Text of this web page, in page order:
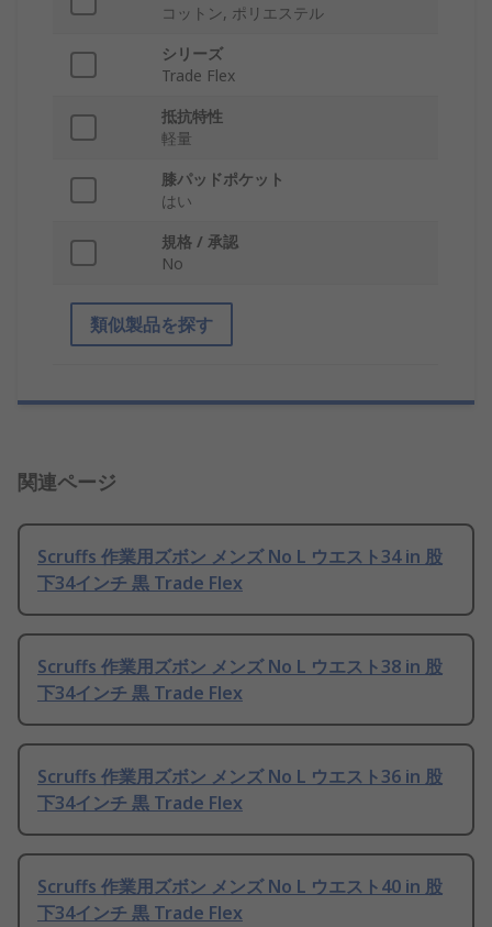
コットン, ポリエステル
シリーズ
Trade Flex
抵抗特性
軽量
膝パッドポケット
はい
規格 / 承認
No
類似製品を探す
関連ページ
Scruffs 作業用ズボン メンズ No L ウエスト34 in 股
下34インチ 黒 Trade Flex
Scruffs 作業用ズボン メンズ No L ウエスト38 in 股
下34インチ 黒 Trade Flex
Scruffs 作業用ズボン メンズ No L ウエスト36 in 股
下34インチ 黒 Trade Flex
Scruffs 作業用ズボン メンズ No L ウエスト40 in 股
下34インチ 黒 Trade Flex